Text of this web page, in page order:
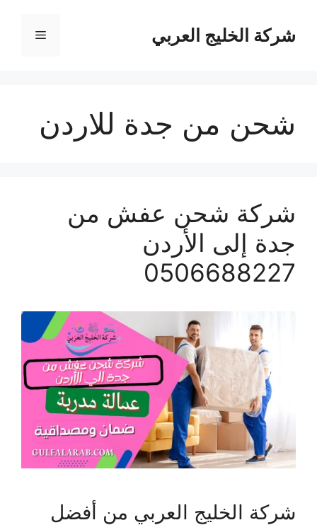
المحتوىشركة الخليج العربي القائمة
شحن من جدة للاردن
شركة شحن عفش من
جدة إلى الأردن
0506688227
شركة الخليج العربي من أفضل